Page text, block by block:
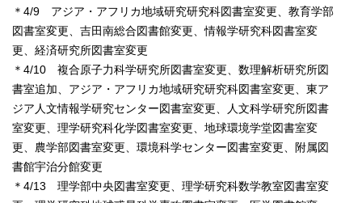
＊4/9 アジア・アフリカ地域研究研究科図書室変更、教育学部
図書室変更、吉田南総合図書館変更、情報学研究科図書室変
更、経済研究所図書室変更
＊4/10 複合原子力科学研究所図書室変更、数理解析研究所図
書室追加、アジア・アフリカ地域研究研究科図書室変更、東ア
ジア人文情報学研究センター図書室変更、人文科学研究所図書
室変更、理学研究科化学図書室変更、地球環境学堂図書室変
更、農学部図書室変更、環境科学センター図書室変更、附属図
書館宇治分館変更
＊4/13 理学部中央図書室変更、理学研究科数学教室図書室変